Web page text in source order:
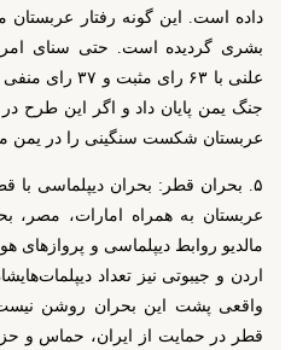
داده است. این گونه رفتار
بشری گردیده است. حتی سنای
علنی با ۶۳ رای
جنگ یمن پایان داد و اگر این طرح
عربستان شکست سنگینی را در یمن
عربستان به همراه امارات، مصر،
مالدیو روابط دیپلماسی و پروازهای
اردن و جیبوتی نیز تعداد
واقعی پشت این بحران روشن
قطر در حمایت از ایران، حماس و